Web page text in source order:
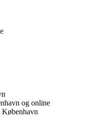
og online